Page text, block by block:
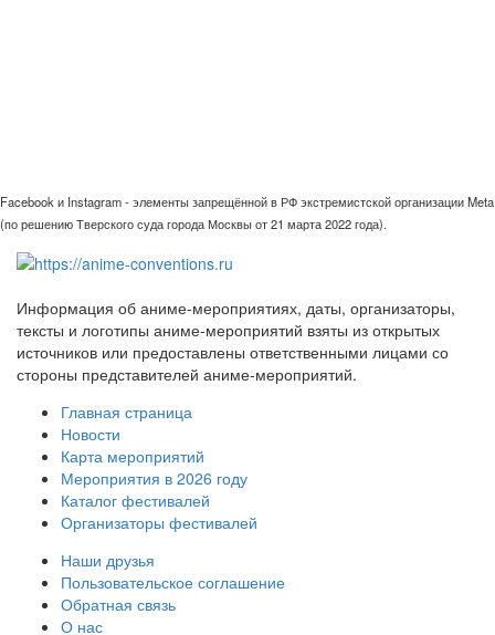
Facebook и Instagram - элементы запрещённой в РФ экстремистской организации Meta
(по решению Тверского суда города Москвы от 21 марта 2022 года).
Информация об аниме-мероприятиях, даты, организаторы,
тексты и логотипы аниме-мероприятий взяты из открытых
источников или предоставлены ответственными лицами со
стороны представителей аниме-мероприятий.
Главная страница
Новости
Карта мероприятий
Мероприятия в 2026 году
Каталог фестивалей
Организаторы фестивалей
Наши друзья
Пользовательское соглашение
Обратная связь
О нас